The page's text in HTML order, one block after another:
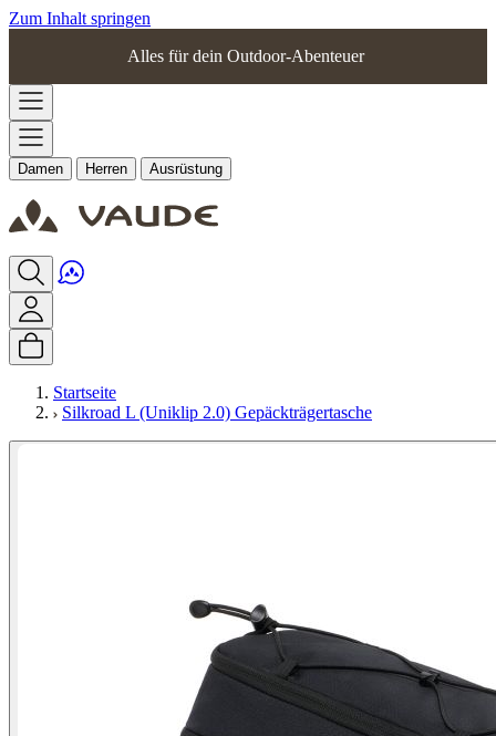
Zum Inhalt springen
Alles für dein Outdoor-Abenteuer
Damen Herren Ausrüstung
Startseite
Silkroad L (Uniklip 2.0) Gepäckträgertasche